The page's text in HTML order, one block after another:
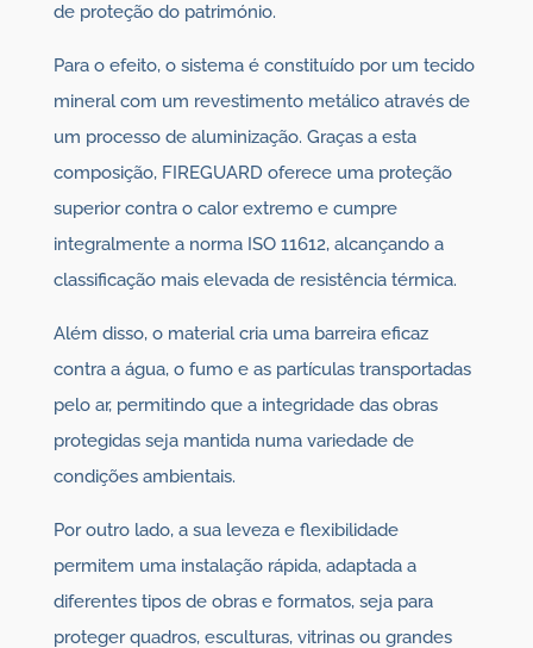
de proteção do património.
Para o efeito, o sistema é constituído por um tecido
mineral com um revestimento metálico através de
um processo de aluminização. Graças a esta
composição, FIREGUARD oferece uma proteção
superior contra o calor extremo e cumpre
integralmente a norma ISO 11612, alcançando a
classificação mais elevada de resistência térmica.
Além disso, o material cria uma barreira eficaz
contra a água, o fumo e as partículas transportadas
pelo ar, permitindo que a integridade das obras
protegidas seja mantida numa variedade de
condições ambientais.
Por outro lado, a sua leveza e flexibilidade
permitem uma instalação rápida, adaptada a
diferentes tipos de obras e formatos, seja para
proteger quadros, esculturas, vitrinas ou grandes